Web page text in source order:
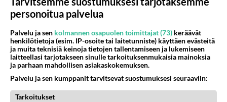
Kommentoi aloitusta...
Ketjusta on poistettu0sääntöjenvastaista viestiä.
Takaisin ylös
personoitua palvelua
Palvelu ja sen kolmannen osapuolen toimittajat (73) keräävät
henkilötietoja (esim. IP-osoite tai laitetunniste) käyttäen evästeitä
ja muita teknisiä keinoja tietojen tallentamiseen ja lukemiseen
laitteellasi tarjotakseen sinulle tarkoituksenmukaisia mainoksia
ja parhaan mahdollisen asiakaskokemuksen.
Palvelu ja sen kumppanit tarvitsevat suostumuksesi seuraaviin:
Tarkoitukset